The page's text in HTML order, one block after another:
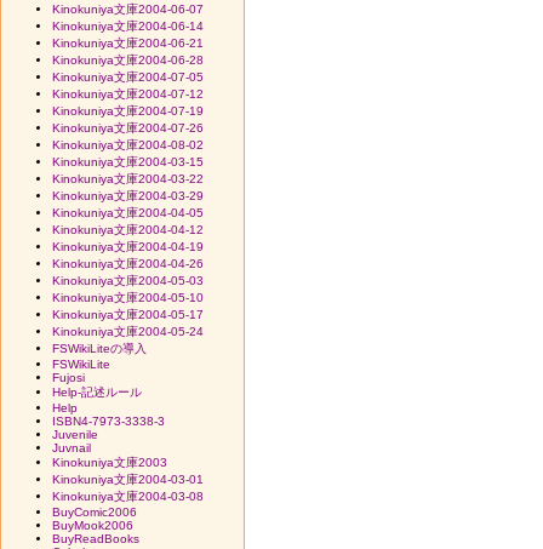
Kinokuniya文庫2004-06-07
Kinokuniya文庫2004-06-14
Kinokuniya文庫2004-06-21
Kinokuniya文庫2004-06-28
Kinokuniya文庫2004-07-05
Kinokuniya文庫2004-07-12
Kinokuniya文庫2004-07-19
Kinokuniya文庫2004-07-26
Kinokuniya文庫2004-08-02
Kinokuniya文庫2004-03-15
Kinokuniya文庫2004-03-22
Kinokuniya文庫2004-03-29
Kinokuniya文庫2004-04-05
Kinokuniya文庫2004-04-12
Kinokuniya文庫2004-04-19
Kinokuniya文庫2004-04-26
Kinokuniya文庫2004-05-03
Kinokuniya文庫2004-05-10
Kinokuniya文庫2004-05-17
Kinokuniya文庫2004-05-24
FSWikiLiteの導入
FSWikiLite
Fujosi
Help-記述ルール
Help
ISBN4-7973-3338-3
Juvenile
Juvnail
Kinokuniya文庫2003
Kinokuniya文庫2004-03-01
Kinokuniya文庫2004-03-08
BuyComic2006
BuyMook2006
BuyReadBooks